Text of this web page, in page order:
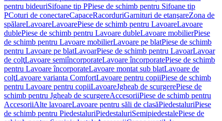
pentru bideuriSifoane tip PPiese de schimb pentru Sifoane tip
PCoturi de conectareCapaceRacorduriGarnituri de etanşareZona de
spălareLavoareLavoarePiese de schimb pentru LavoareLavoare
dublePiese de schimb pentru Lavoare dubleLavoare mobilierPiese
de schimb pentru Lavoare mobilierLavoare pe blatPiese de schimb
pentru Lavoare pe blatLavoarPiese de schimb pentru LavoarLavoar
de colţLavoare semiîncorporateLavoare încorporatePiese de schimb
pentru Lavoare încorporateLavoare montat sub blatLavoare de
colţLavoare varianta ComfortLavoare pentru copiiPiese de schimb
pentru Lavoare pentru copiiLavoareJgheab de scurgerePiese de
schimb pentru Jgheab de scurgereAccesoriiPiese de schimb pentru
AccesoriiAlte lavoareLavoare pentru săli de clasăPiedestaluriPiese
de schimb pentru PiedestaluriPiedestaluriSemipiedestalePiese de